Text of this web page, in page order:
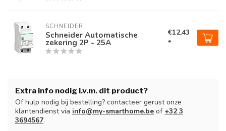
SCHNEIDER
Schneider Automatische
zekering 2P - 25A
€12,43
*
Extra info nodig i.v.m. dit product?
Of hulp nodig bij bestelling? contacteer gerust onze
klantendienst via info@my-smarthome.be of +32 3
3694567.